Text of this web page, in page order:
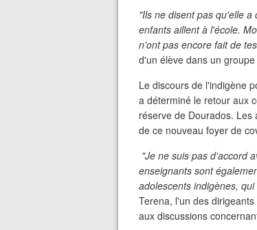
"Ils ne disent pas qu'elle
enfants aillent à l'école.
n'ont pas encore fait de
d'un élève dans un
Le discours de l'indigène
a déterminé le retour aux
réserve de Dourados.
de ce nouveau foyer de
"Je ne suis pas d'accord
enseignants sont
adolescents indigènes,
Terena, l'un des
aux discussions